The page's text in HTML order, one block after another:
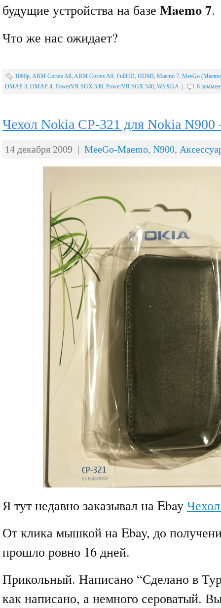
будущие устройства на базе Maemo 7.
Что же нас ожидает?
1080p, ARM Cortex A8, ARM Cortex A9, FullHD, HDMI, Maemo 7, MeeGo
OMAP 3, OMAP 4, PowerVR SGX 530, PowerVR SGX 540, WSXGA| 6
Чехол Nokia CP-321 для Nokia N900
14 декабря 2009 | MeeGo-Maemo, N900,
Я тут недавно заказывал на Ebay
От клика мышкой на Ebay, до
прошло ровно 16 дней.
Прикольный. Написано “Сделано в
как написано, а немного сероватый.